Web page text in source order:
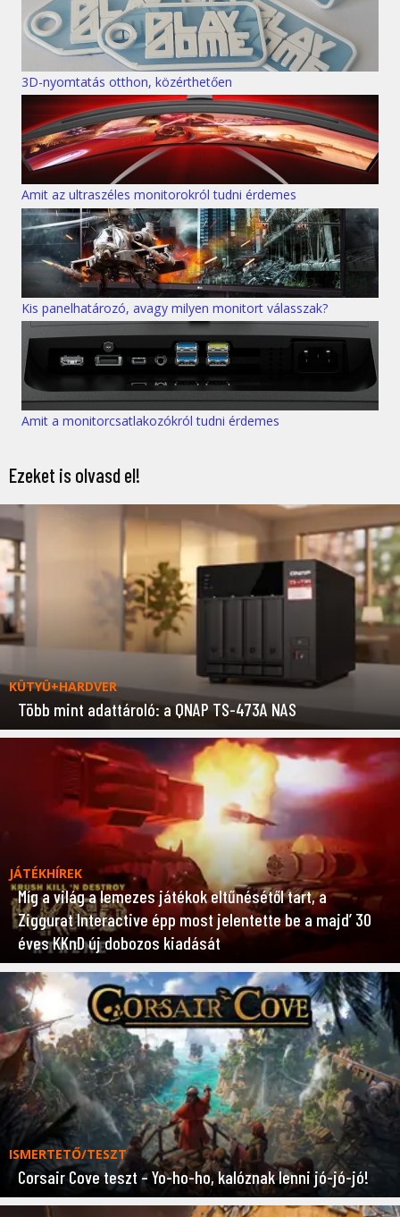
3D-nyomtatás otthon, közérthetően
Amit az ultraszéles monitorokról tudni érdemes
Kis panelhatározó, avagy milyen monitort válasszak?
Amit a monitorcsatlakozókról tudni érdemes
Ezeket is olvasd el!
KÜTYÜ+HARDVER
Több mint adattároló: a QNAP TS-473A NAS
JÁTÉKHÍREK
Míg a világ a lemezes játékok eltűnésétől tart, a
Ziggurat Interactive épp most jelentette be a majd’ 30
éves KKnD új dobozos kiadását
ISMERTETŐ/TESZT
Corsair Cove teszt – Yo-ho-ho, kalóznak lenni jó-jó-jó!